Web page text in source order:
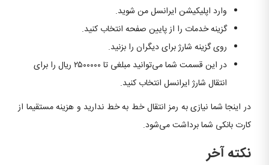
وارد اپلیکیشن ایرانسل من شوید.
گزینه خدمات را از پایین صفحه انتخاب کنید.
روی گزینه شارژ برای دیگران را بزنید.
در این قسمت شما می‌توانید مبلغی تا ۲۵۰۰۰۰۰ ریال را برای
انتقال شارژ ایرانسل انتخاب کنید.
در اینجا شما نیازی به رمز انتقال خط به خط ندارید و هزینه مستقیما از
کارت بانکی شما برداشت می‌شود.
نکته آخر